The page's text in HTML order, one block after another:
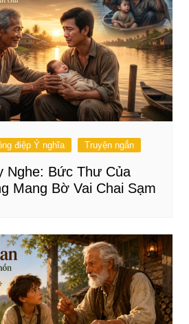
điệp Ý nghĩa Truyện ngắn
Nghe: Bức Thư Của
Mang Bờ Vai Chai Sạm